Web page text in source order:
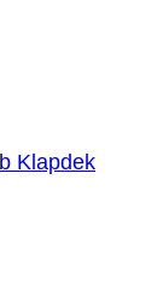
Klapdek